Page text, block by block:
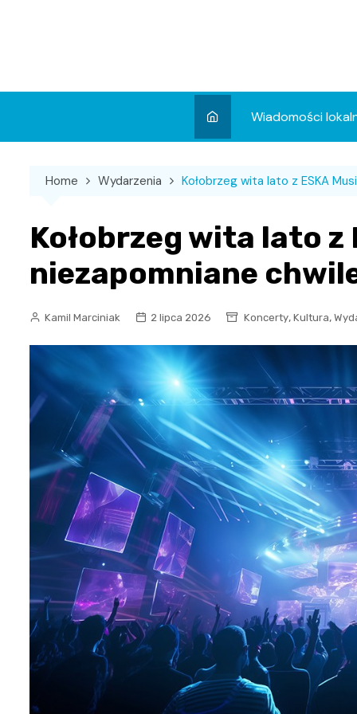
Wiadomości
Wydarzenia
Sport
Home Wydarzenia Kołobrzeg wita lato z ESKA
Kołobrzeg wita lato z
niezapomniane
Kamil Marciniak 2 lipca 2026 Koncerty, Kultura,